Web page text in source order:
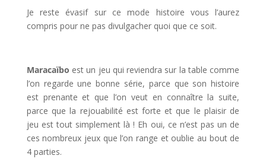
Je reste évasif sur ce mode histoire vous l’aurez
compris pour ne pas divulgacher quoi que ce soit.
Maracaïbo est un jeu qui reviendra sur la table comme
l’on regarde une bonne série, parce que son histoire
est prenante et que l’on veut en connaître la suite,
parce que la rejouabilité est forte et que le plaisir de
jeu est tout simplement là ! Eh oui, ce n’est pas un de
ces nombreux jeux que l’on range et oublie au bout de
4 parties.